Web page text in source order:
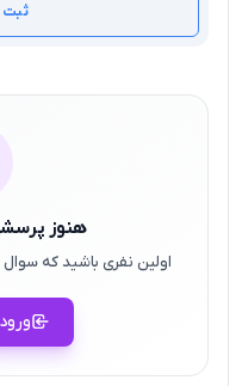
هنوز
اولین نفری باشید که